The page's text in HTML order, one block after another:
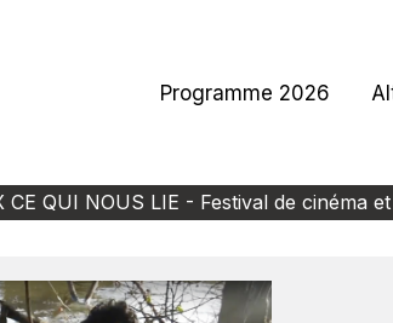
Programme 2026
QUI NOUS LIE - Festival de cinéma